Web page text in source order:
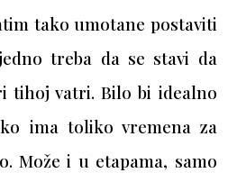
tako umotane postaviti
treba da se stavi da
tihoj vatri. Bilo bi idealno
ima toliko vremena za
Može i u etapama, samo